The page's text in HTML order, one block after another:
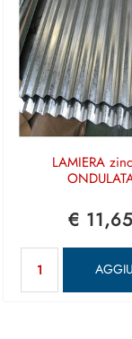
LAMIERA
€ 11,65